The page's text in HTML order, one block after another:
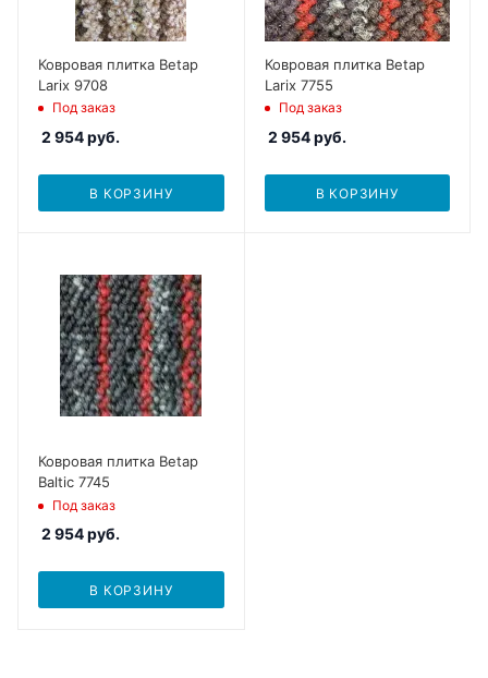
Ковровая плитка Betap
Larix 9708
Под заказ
2 954руб.
В КОРЗИНУ
Ковровая плитка Betap
Larix 7755
Под заказ
2 954руб.
В КОРЗИНУ
Ковровая плитка Betap
Baltic 7745
Под заказ
2 954руб.
В КОРЗИНУ